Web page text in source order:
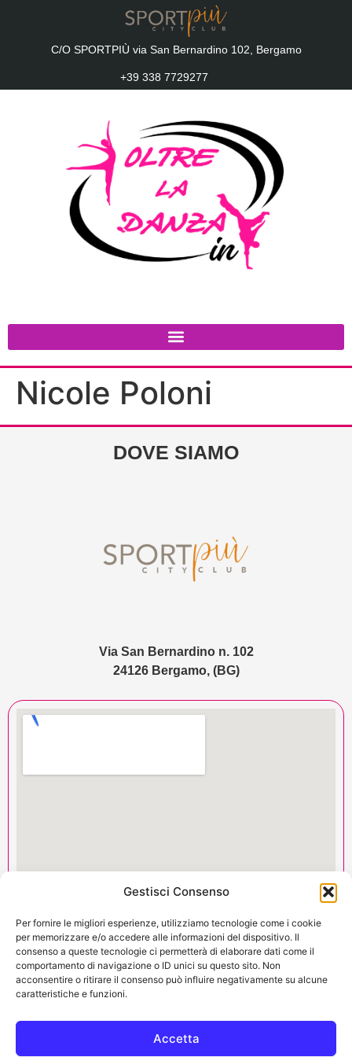
Gestisci Consenso
Per fornire le migliori esperienze, utilizziamo tecnologie come i cookie
per memorizzare e/o accedere alle informazioni del dispositivo. Il
consenso a queste tecnologie ci permetterà di elaborare dati come il
comportamento di navigazione o ID unici su questo sito. Non
acconsentire o ritirare il consenso può influire negativamente su alcune
caratteristiche e funzioni.
Accetta
C/O SPORTPIÙ via San Bernardino 102, Bergamo
+39 338 7729277
Nicole Poloni
DOVE SIAMO
Via San Bernardino n. 102
24126 Bergamo, (BG)
RECAPITI
+39 338 7729277